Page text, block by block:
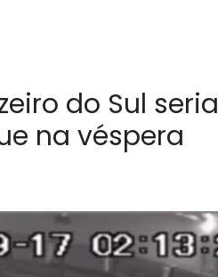
do Sul seria
na véspera